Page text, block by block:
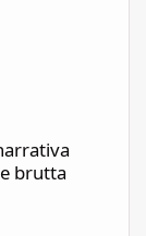
brutta